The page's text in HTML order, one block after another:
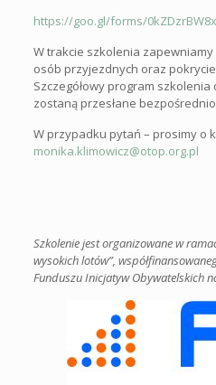
https://goo.gl/forms/
W trakcie szkolenia
osób przyjezdnych oraz
Szczegółowy program
zostaną przesłane
W przypadku pytań – prosimy o
monika.klimowicz@otop.org.pl
Szkolenie jest organizowane w
wysokich lotów”,
Funduszu Inicjatyw Obywatelskich